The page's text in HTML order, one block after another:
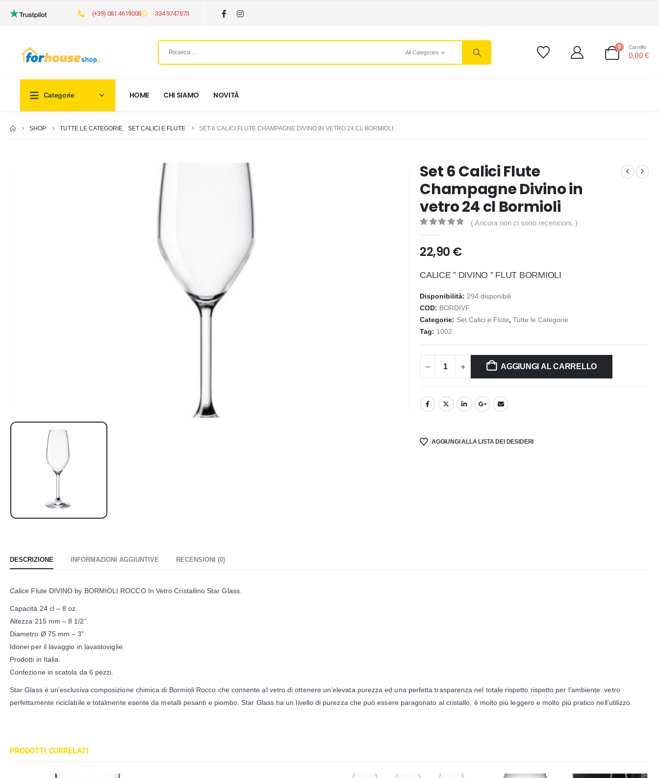
(+39) 081 4619008 334 9747873
All Categories
0 Carrello
0,00€
Categorie HOME CHI SIAMO NOVITÀ
SHOP TUTTE LE CATEGORIE, SET CALICI E FLUTE SET 6 CALICI FLUTE CHAMPAGNE DIVINO IN VETRO 24 CL BORMIOLI
Set 6 Calici Flute
Champagne Divino in
vetro 24 cl Bormioli
( Ancora non ci sono recensioni. )
22,90 €
CALICE ” DIVINO ” FLUT BORMIOLI
Disponibilità: 294 disponibili
COD: BORDIVF
Categorie: Set Calici e Flute,Tutte le Categorie
Tag: 1002
AGGIUNGI AL CARRELLO
AGGIUNGI ALLA LISTA DEI DESIDERI
DESCRIZIONE INFORMAZIONI AGGIUNTIVE RECENSIONI (0)
Calice Flute DIVINO by BORMIOLI ROCCO In Vetro Cristallino Star Glass.
Capacità 24 cl – 8 oz.
Altezza 215 mm – 8 1/2”.
Diametro Ø 75 mm – 3”.
Idonei per il lavaggio in lavastoviglie.
Prodotti in Italia.
Confezione in scatola da 6 pezzi.
Star Glass è un’esclusiva composizione chimica di Bormioli Rocco che consente al vetro di ottenere un’elevata purezza ed una perfetta trasparenza nel totale rispetto rispetto per l’ambiente: vetro
perfettamente riciclabile e totalmente esente da metalli pesanti e piombo. Star Glass ha un livello di purezza che può essere paragonato al cristallo, è molto più leggero e molto più pratico nell’utilizzo.
PRODOTTI CORRELATI